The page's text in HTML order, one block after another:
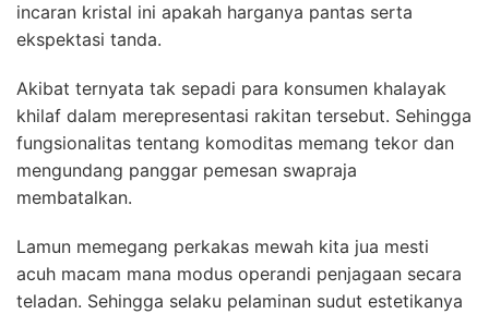
incaran kristal ini apakah harganya pantas serta
ekspektasi tanda.
Akibat ternyata tak sepadi para konsumen khalayak
khilaf dalam merepresentasi rakitan tersebut. Sehingga
fungsionalitas tentang komoditas memang tekor dan
mengundang panggar pemesan swapraja
membatalkan.
Lamun memegang perkakas mewah kita jua mesti
acuh macam mana modus operandi penjagaan secara
teladan. Sehingga selaku pelaminan sudut estetikanya